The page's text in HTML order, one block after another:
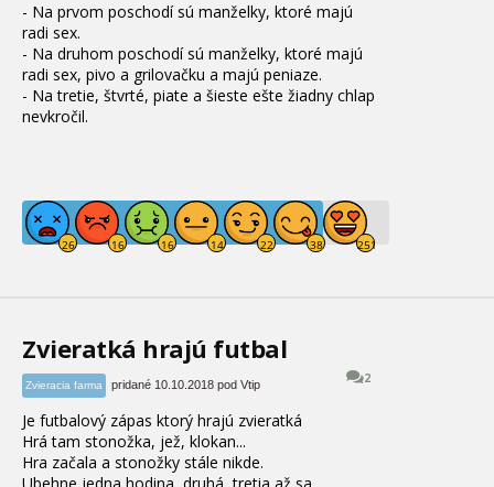
- Na prvom poschodí sú manželky, ktoré majú
radi sex.
- Na druhom poschodí sú manželky, ktoré majú
radi sex, pivo a grilovačku a majú peniaze.
- Na tretie, štvrté, piate a šieste ešte žiadny chlap
nevkročil.
Zvieratká hrajú futbal
2
Zvieracia farma pridané 10.10.2018 pod Vtip
Je futbalový zápas ktorý hrajú zvieratká
Hrá tam stonožka, jež, klokan...
Hra začala a stonožky stále nikde.